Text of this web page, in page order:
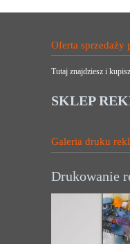
Oferta sprzedaży
Tutaj znajdziesz i
SKLEP
Galeria druku
Drukowanie